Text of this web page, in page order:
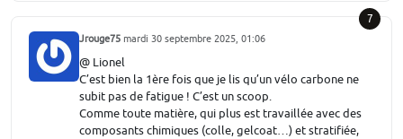
7
Jrouge75 mardi 30 septembre 2025, 01:06
@ Lionel
C’est bien la 1ère fois que je lis qu’un vélo carbone ne
subit pas de fatigue ! C’est un scoop.
Comme toute matière, qui plus est travaillée avec des
composants chimiques (colle, gelcoat…) et stratifiée,